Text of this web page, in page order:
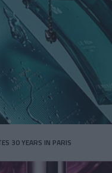
30 YEARS IN PARIS